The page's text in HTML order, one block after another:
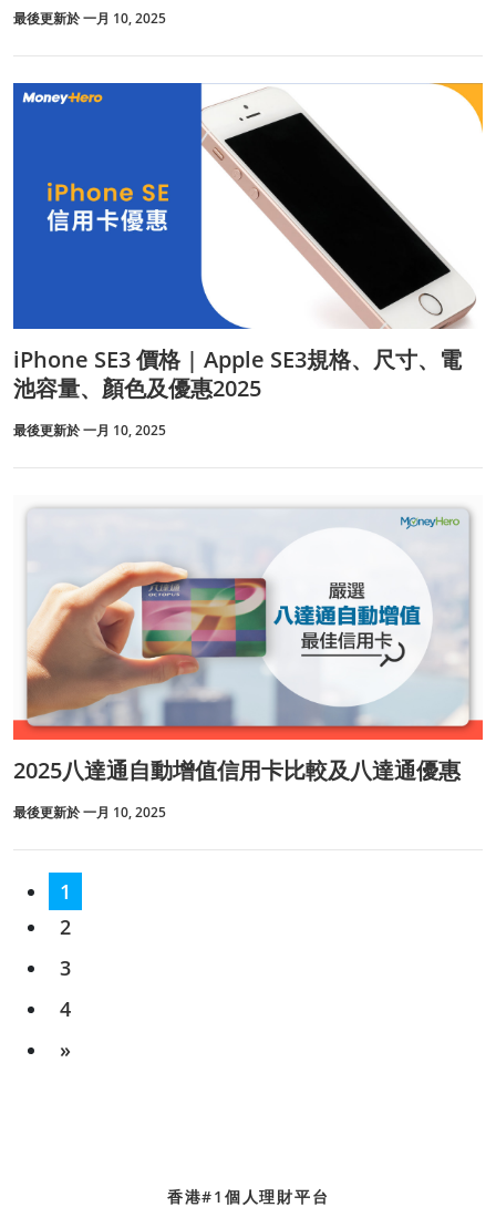
最後更新於 一月 10, 2025
iPhone SE3 價格 | Apple SE3規格、尺寸、電
池容量、顏色及優惠2025
最後更新於 一月 10, 2025
2025八達通自動增值信用卡比較及八達通優惠
最後更新於 一月 10, 2025
1
2
3
4
»
香港#1個人理財平台